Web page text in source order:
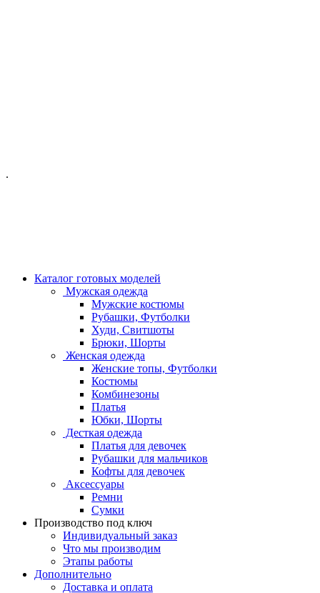
.
Каталог готовых моделей
Мужская одежда
Мужские костюмы
Рубашки, Футболки
Худи, Свитшоты
Брюки, Шорты
Женская одежда
Женские топы, Футболки
Костюмы
Комбинезоны
Платья
Юбки, Шорты
Десткая одежда
Платья для девочек
Рубашки для мальчиков
Кофты для девочек
Аксессуары
Ремни
Сумки
Производство под ключ
Индивидуальный заказ
Что мы производим
Этапы работы
Дополнительно
Доставка и оплата